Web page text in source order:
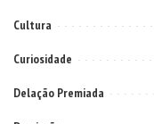
Cultura
Curiosidade
Delação Premiada